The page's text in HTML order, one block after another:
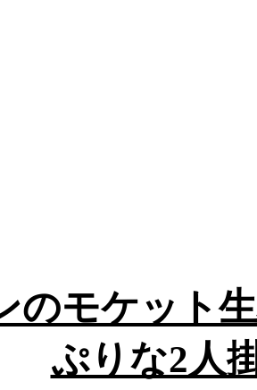
のモケット
ぷりな2人